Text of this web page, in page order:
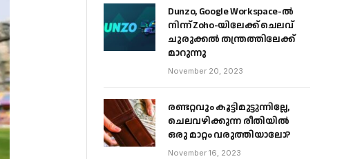
Dunzo, Google Workspace-ൽ
നിന്ന് Zoho-യിലേക്ക് ചെലവ്
ചുരുക്കൽ തന്ത്രത്തിലേക്ക്
മാറുന്നു
November 20, 2023
രണ്ടറ്റവും കൂട്ടിമുട്ടുന്നില്ലേ,
ചെലവഴിക്കുന്ന രീതിയിൽ
ഒരു മാറ്റം വരുത്തിയാലോ?
November 16, 2023